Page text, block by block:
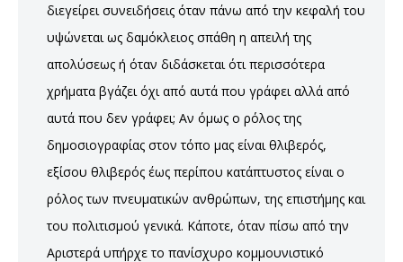
διεγείρει συνειδήσεις όταν πάνω από την κεφαλή του
υψώνεται ως δαμόκλειος σπάθη η απειλή της
απολύσεως ή όταν διδάσκεται ότι περισσότερα
χρήματα βγάζει όχι από αυτά που γράφει αλλά από
αυτά που δεν γράφει; Αν όμως ο ρόλος της
δημοσιογραφίας στον τόπο μας είναι θλιβερός,
εξίσου θλιβερός έως περίπου κατάπτυστος είναι ο
ρόλος των πνευματικών ανθρώπων, της επιστήμης και
του πολιτισμού γενικά. Κάποτε, όταν πίσω από την
Αριστερά υπήρχε το πανίσχυρο κομμουνιστικό